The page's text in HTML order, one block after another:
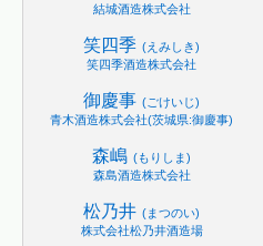
結城酒造株式会社
笑四季 (えみしき)
笑四季酒造株式会社
御慶事 (ごけいじ)
青木酒造株式会社(茨城県:御慶事)
森嶋 (もりしま)
森島酒造株式会社
松乃井 (まつのい)
株式会社松乃井酒造場